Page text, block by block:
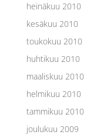
heinäkuu 2010
kesäkuu 2010
toukokuu 2010
huhtikuu 2010
maaliskuu 2010
helmikuu 2010
tammikuu 2010
joulukuu 2009